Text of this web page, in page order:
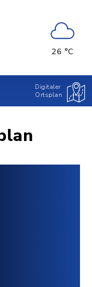
26 °C
Digitaler
Ortsplan